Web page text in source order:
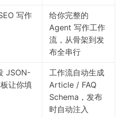
写作
给你完整的
Agent 写作工作
流，从骨架到发
布全串行
JSON-
让你填
工作流自动生成
Article / FAQ
Schema，发布
时自动注入